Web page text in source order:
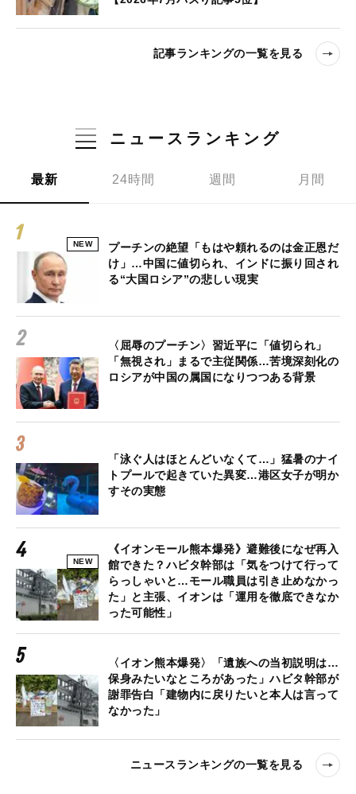
記事ランキングの一覧を見る
ニュースランキング
最新 24時間 週間 月間
NEW
プーチンの絶望「もはや頼れるのは金正恩だ
け」…中国に値切られ、インドに振り回され
る“大国ロシア”の悲しい現実
〈屈辱のプーチン〉習近平に「値切られ」
「無視され」まるで主従関係…苦境深刻化の
ロシアが中国の属国になりつつある背景
「泳ぐ人はほとんどいなくて…」猛暑のナイ
トプールで起きていた異変…港区女子が明か
すその実態
NEW
《イオンモール熊本爆発》避難後になぜ再入
館できた？ハビタ幹部は「気をつけて行って
らっしゃいと…モール職員は引き止めなかっ
た」と主張、イオンは「運用を徹底できなか
った可能性」
〈イオン熊本爆発〉「遺族への当初説明は…
保身みたいなところがあった」ハビタ幹部が
謝罪告白「建物内に戻りたいと本人は言って
なかった」
ニュースランキングの一覧を見る